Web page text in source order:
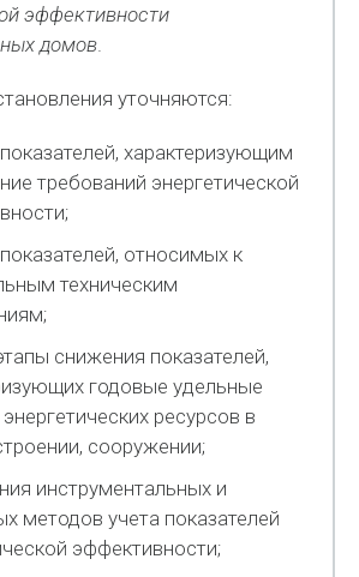
эффективности
домов.
уточняются:
характеризующим
требований энергетической
относимых к
техническим
снижения показателей,
годовые удельные
ресурсов в
сооружении;
инструментальных и
методов учета показателей
эффективности;